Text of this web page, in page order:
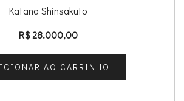
Katana Shinsakuto
R$28.000,00
AO CARRINHO